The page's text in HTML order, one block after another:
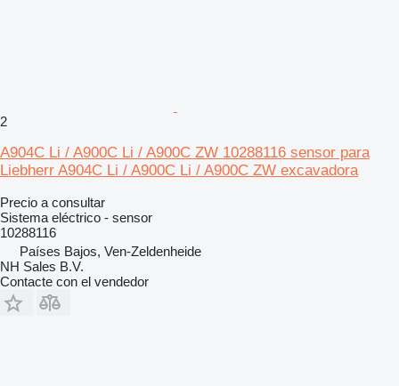
2
A904C Li / A900C Li / A900C ZW 10288116 sensor para
Liebherr A904C Li / A900C Li / A900C ZW excavadora
Precio a consultar
Sistema eléctrico - sensor
10288116
Países Bajos, Ven-Zeldenheide
NH Sales B.V.
Contacte con el vendedor